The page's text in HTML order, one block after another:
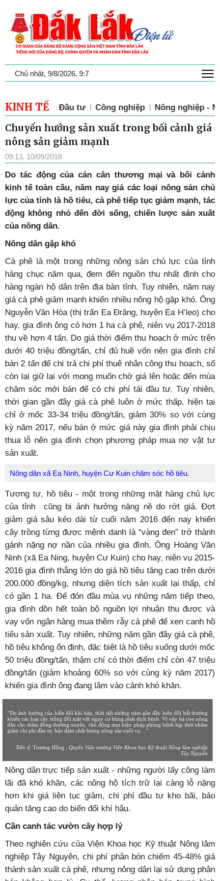
Chủ nhật, 9/8/2026, 9:7
KINH TẾ Đầu tư Công nghiệp Nông nghiệp -
Chuyển hướng sản xuất trong bối cảnh giá
nông sản giảm mạnh
09:13, 10/09/2018
Do tác động của cán cân thương mại và bối cảnh
kinh tế toàn cầu, năm nay giá các loại nông sản chủ
lực của tỉnh là hồ tiêu, cà phê tiếp tục giảm mạnh, tác
động không nhỏ đến đời sống, chiến lược sản xuất
của nông dân.
Nông dân gặp khó
Cà phê là một trong những nông sản chủ lực của tỉnh
hàng chục năm qua, đem đến nguồn thu nhất định cho
hàng ngàn hộ dân trên địa bàn tỉnh. Tuy nhiên, năm nay
giá cà phê giảm mạnh khiến nhiều nông hộ gặp khó. Ông
Nguyễn Văn Hòa (thị trấn Ea Đrăng, huyện Ea H’leo) cho
hay, gia đình ông có hơn 1 ha cà phê, niên vụ 2017-2018
thu về hơn 4 tấn. Do giá thời điểm thu hoạch ở mức trên
dưới 40 triệu đồng/tấn, chỉ đủ huề vốn nên gia đình chỉ
bán 2 tấn để chi trả chi phí thuê nhân công thu hoạch, số
còn lại giữ lại với mong muốn chờ giá lên hoặc đến mùa
chăm sóc mới bán để có chi phí tái đầu tư. Tuy nhiên,
thời gian gần đây giá cà phê luôn ở mức thấp, hiện tại
chỉ ở mốc 33-34 triệu đồng/tấn, giảm 30% so với cùng
kỳ năm 2017, nếu bán ở mức giá này gia đình phải chịu
thua lỗ nên gia đình chọn phương pháp mua nợ vật tư
sản xuất.
Nông dân xã Ea Ninh, huyện Cư Kuin chăm sóc hồ tiêu.
Tương tự, hồ tiêu - một trong những mặt hàng chủ lực
của tỉnh cũng bị ảnh hưởng nặng nề do rớt giá. Đợt
giảm giá sâu kéo dài từ cuối năm 2016 đến nay khiến
cây trồng từng được mệnh danh là “vàng đen” trở thành
gánh nặng nợ nần của nhiều gia đình. Ông Hoàng Văn
Ninh (xã Ea Ning, huyện Cư Kuin) cho hay, niên vụ 2015-
2016 gia đình thắng lớn do giá hồ tiêu tăng cao trên dưới
200.000 đồng/kg, nhưng diện tích sản xuất lại thấp, chỉ
có gần 1 ha. Để đón đầu mùa vụ những năm tiếp theo,
gia đình dồn hết toàn bộ nguồn lợi nhuận thu được và
vay vốn ngân hàng mua thêm rẫy cà phê để xen canh hồ
tiêu sản xuất. Tuy nhiên, những năm gần đây giá cà phê,
hồ tiêu không ổn định, đặc biệt là hồ tiêu xuống dưới mốc
50 triệu đồng/tấn, thậm chí có thời điểm chỉ còn 47 triệu
đồng/tấn (giảm khoảng 60% so với cùng kỳ năm 2017)
khiến gia đình ông đang lâm vào cảnh khó khăn.
“Do ảnh hưởng của biến đổi khí hậu, thời tiết những năm gần đây biến đổi bất thường
khiến các loại cây trồng đối mặt với nguy cơ bùng phát dịch bệnh. Vì vậy bà con nông
dân cần thăm đồng thường xuyên, chủ động mọi biện pháp phòng bệnh kịp thời nhằm
giảm chi phí đầu tư, bảo đảm chất lượng nông sản cuối vụ…”
Tiến sĩ Trương Hồng
, Quyền Viện trưởng Viện Khoa học Kỹ thuật Nông lâm nghiệp
Tây Nguyên
Nông dân trực tiếp sản xuất - những người lấy công làm
lãi đã khó khăn, các nông hộ tích trữ lại càng lỗ nặng
hơn khi giá liên tục giảm, chi phí đầu tư kho bãi, bảo
quản tăng cao do biến đổi khí hậu.
Cần canh tác vườn cây hợp lý
Theo nghiên cứu của Viện Khoa học Kỹ thuật Nông lâm
nghiệp Tây Nguyên, chi phí phân bón chiếm 45-48% giá
thành sản xuất cà phê, nhưng nông dân lại sử dụng phân